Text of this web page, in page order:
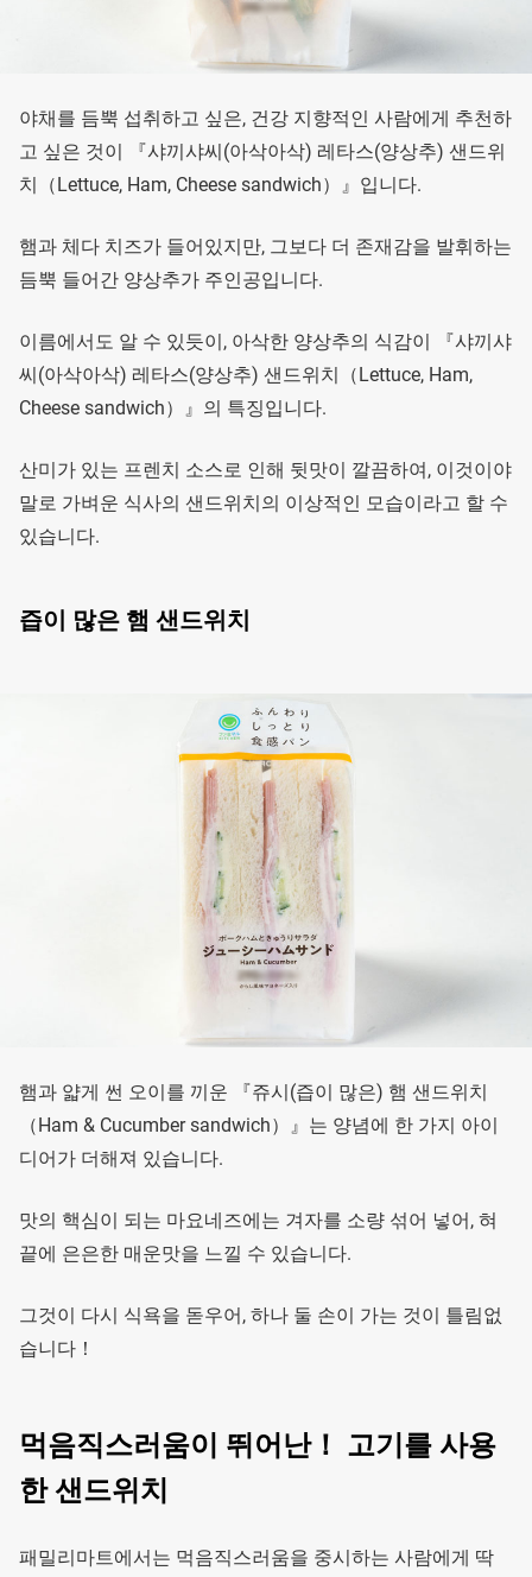
야채를 듬뿍 섭취하고 싶은, 건강 지향적인 사람에게 추천하
고 싶은 것이 『샤끼샤씨(아삭아삭) 레타스(양상추) 샌드위
치（Lettuce, Ham, Cheese sandwich）』입니다.
햄과 체다 치즈가 들어있지만, 그보다 더 존재감을 발휘하는
듬뿍 들어간 양상추가 주인공입니다.
이름에서도 알 수 있듯이, 아삭한 양상추의 식감이 『샤끼샤
씨(아삭아삭) 레타스(양상추) 샌드위치（Lettuce, Ham,
Cheese sandwich）』의 특징입니다.
산미가 있는 프렌치 소스로 인해 뒷맛이 깔끔하여, 이것이야
말로 가벼운 식사의 샌드위치의 이상적인 모습이라고 할 수
있습니다.
즙이 많은 햄 샌드위치
햄과 얇게 썬 오이를 끼운 『쥬시(즙이 많은) 햄 샌드위치
（Ham & Cucumber sandwich）』는 양념에 한 가지 아이
디어가 더해져 있습니다.
맛의 핵심이 되는 마요네즈에는 겨자를 소량 섞어 넣어, 혀
끝에 은은한 매운맛을 느낄 수 있습니다.
그것이 다시 식욕을 돋우어, 하나 둘 손이 가는 것이 틀림없
습니다！
먹음직스러움이 뛰어난！ 고기를 사용
한 샌드위치
패밀리마트에서는 먹음직스러움을 중시하는 사람에게 딱